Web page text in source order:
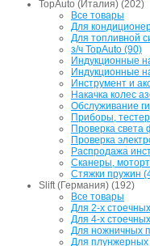
TopAuto (Италия) (202)
Все товары
Для
Для топливной
з/ч TopAuto (90)
Индукционные
Индукционные
Инструмент и
Накачка колес
Обслуживание
Приборы,
Проверка света
Проверка
Распродажа
Сканеры,
Стяжки пружин
Slift (Германия) (192)
Все товары
Для 2-х
Для 4-х
Для ножничных
Для